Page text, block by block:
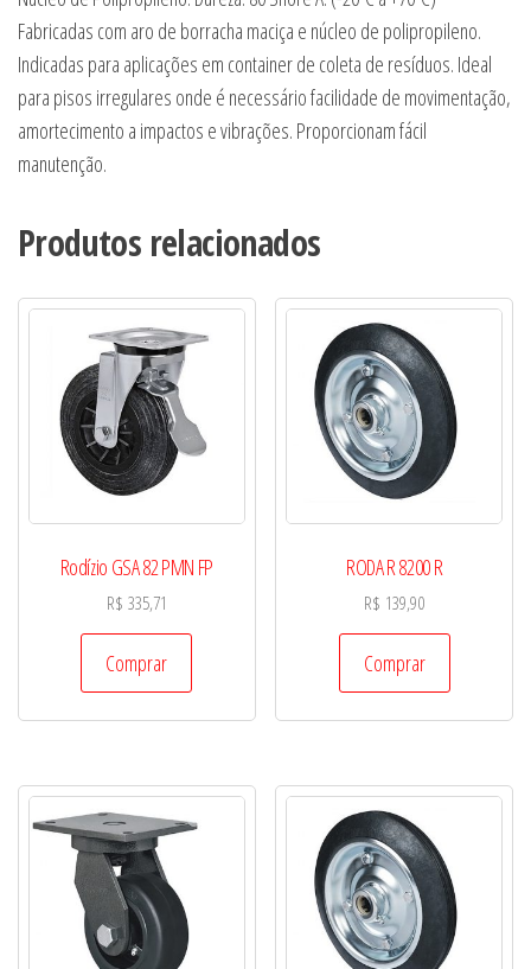
Fabricadas com aro de borracha maciça e núcleo de polipropileno.
Indicadas para aplicações em container de coleta de resíduos. Ideal
para pisos irregulares onde é necessário facilidade de movimentação,
amortecimento a impactos e vibrações. Proporcionam fácil
manutenção.
Produtos relacionados
Rodízio GSA 82 PMN FP
R$ 335,71
Comprar
RODA R 8200 R
R$ 139,90
Comprar